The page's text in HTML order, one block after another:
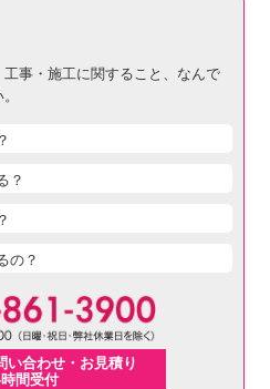
事・施工に関すること、 なんで
？
の？
い合わせ・お見積り
間受付